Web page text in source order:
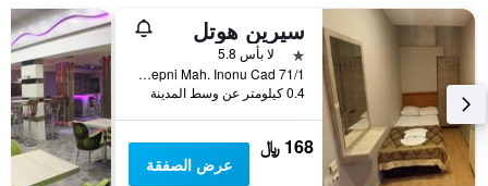
سيرين هوتل
نجمة واحدة
لا بأس 5.8
Cepni Mah. Inonu Cad 71/1, كوروم, تركيا
0.4 كيلومتر عن وسط المدينة
168 ﷼
عرض الصفقة